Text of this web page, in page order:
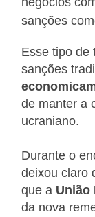
sanções
Esse tipo de
sanções
de manter a
ucraniano.
Durante o
deixou claro
que a União
da nova